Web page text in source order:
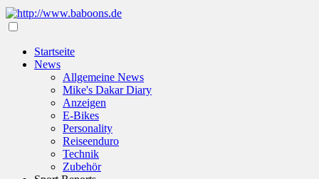
Startseite
News
Allgemeine News
Mike's Dakar Diary
Anzeigen
E-Bikes
Personality
Reiseenduro
Technik
Zubehör